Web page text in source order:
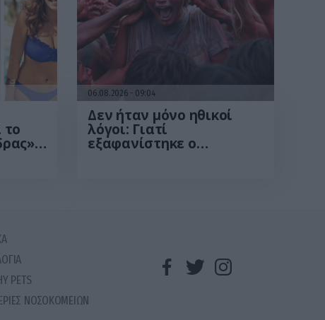
το
06.08.2026 09:04
Δεν ήταν μόνο ηθικοί
λόγοι: Γιατί
εξαφανίστηκε ο
PETS
ΝΟΣΟΚΟΜΕΙΩΝ